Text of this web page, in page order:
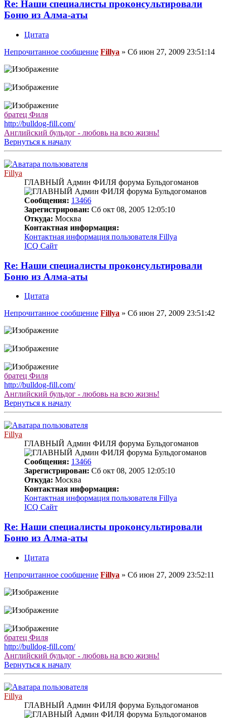
Re: Наши специалисты проконсультировали
Боню из Алма-аты
Цитата
Непрочитанное сообщение Fillya » Сб июн 27, 2009 23:51:14
братец Филя
http://bulldog-fill.com/
Английский бульдог - любовь на всю жизнь!
Вернуться к началу
Fillya
ГЛАВНЫЙ Админ ФИЛЯ форума Бульдогоманов
Сообщения: 13466
Зарегистрирован: Сб окт 08, 2005 12:05:10
Откуда: Москва
Контактная информация:
Контактная информация пользователя Fillya
ICQ Сайт
Re: Наши специалисты проконсультировали
Боню из Алма-аты
Цитата
Непрочитанное сообщение Fillya » Сб июн 27, 2009 23:51:42
братец Филя
http://bulldog-fill.com/
Английский бульдог - любовь на всю жизнь!
Вернуться к началу
Fillya
ГЛАВНЫЙ Админ ФИЛЯ форума Бульдогоманов
Сообщения: 13466
Зарегистрирован: Сб окт 08, 2005 12:05:10
Откуда: Москва
Контактная информация:
Контактная информация пользователя Fillya
ICQ Сайт
Re: Наши специалисты проконсультировали
Боню из Алма-аты
Цитата
Непрочитанное сообщение Fillya » Сб июн 27, 2009 23:52:11
братец Филя
http://bulldog-fill.com/
Английский бульдог - любовь на всю жизнь!
Вернуться к началу
Fillya
ГЛАВНЫЙ Админ ФИЛЯ форума Бульдогоманов